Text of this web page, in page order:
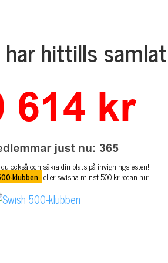
hittills
också och säkra din plats på invigningsfesten!
klubben eller swisha minst 500 kr redan nu: